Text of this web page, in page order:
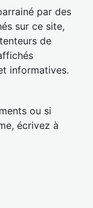
par des
sur ce site,
de
informatives.
ou si
écrivez à